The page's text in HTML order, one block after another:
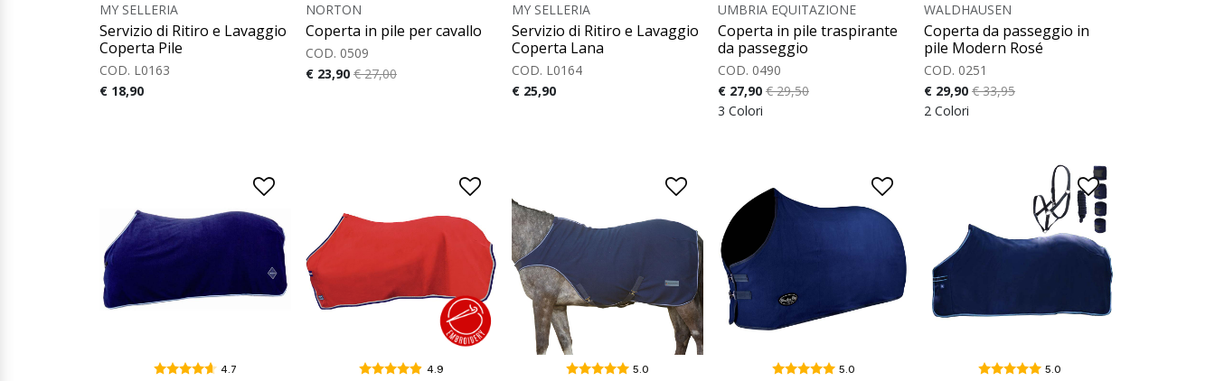
MY SELLERIA
Servizio di Ritiro e Lavaggio
Coperta Pile
COD. L0163
€ 18,90
NORTON
Coperta in pile per cavallo
COD. 0509
€ 23,90 € 27,00
MY SELLERIA
Servizio di Ritiro e Lavaggio
Coperta Lana
COD. L0164
€ 25,90
UMBRIA EQUITAZIONE
Coperta in pile traspirante
da passeggio
COD. 0490
€ 27,90 € 29,50
3 Colori
WALDHAUSEN
Coperta da passeggio in
pile Modern Rosé
COD. 0251
€ 29,90 € 33,95
2 Colori
4.7 4.9 5.0 5.0 5.0